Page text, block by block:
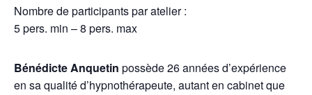
Nombre de participants par atelier :
5 pers. min – 8 pers. max
Bénédicte Anquetin possède 26 années d’expérience
en sa qualité d’hypnothérapeute, autant en cabinet que